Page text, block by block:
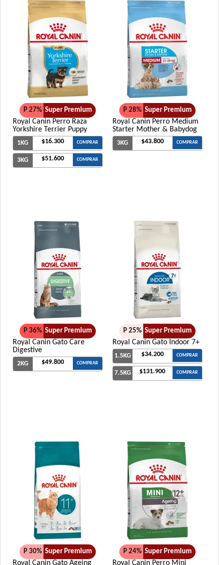
P 27% Super Premium
Royal Canin Perro Raza
Yorkshire Terrier Puppy
1KG $16.300 COMPRAR
3KG $51.600 COMPRAR
P 28% Super Premium
Royal Canin Perro Medium
Starter Mother & Babydog
3KG $43.800 COMPRAR
P 36% Super Premium
Royal Canin Gato Care
Digestive
2KG $49.800 COMPRAR
P 25% Super Premium
Royal Canin Gato Indoor 7+
1.5KG $34.200 COMPRAR
7.5KG $131.900 COMPRAR
P 30% Super Premium
Royal Canin Gato Ageing
P 24% Super Premium
Royal Canin Perro Mini